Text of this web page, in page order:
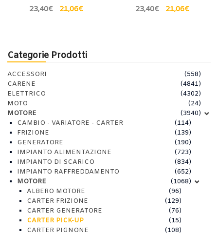
23,40€ 21,06€
23,40€ 21,06€
Categorie Prodotti
ACCESSORI
(558)
CARENE
(4841)
ELETTRICO
(4302)
MOTO
(24)
MOTORE
(3940)
CAMBIO - VARIATORE - CARTER
(114)
FRIZIONE
(139)
GENERATORE
(190)
IMPIANTO ALIMENTAZIONE
(723)
IMPIANTO DI SCARICO
(834)
IMPIANTO RAFFREDDAMENTO
(652)
MOTORE
(1068)
ALBERO MOTORE
(96)
CARTER FRIZIONE
(129)
CARTER GENERATORE
(76)
CARTER PICK-UP
(15)
CARTER PIGNONE
(108)